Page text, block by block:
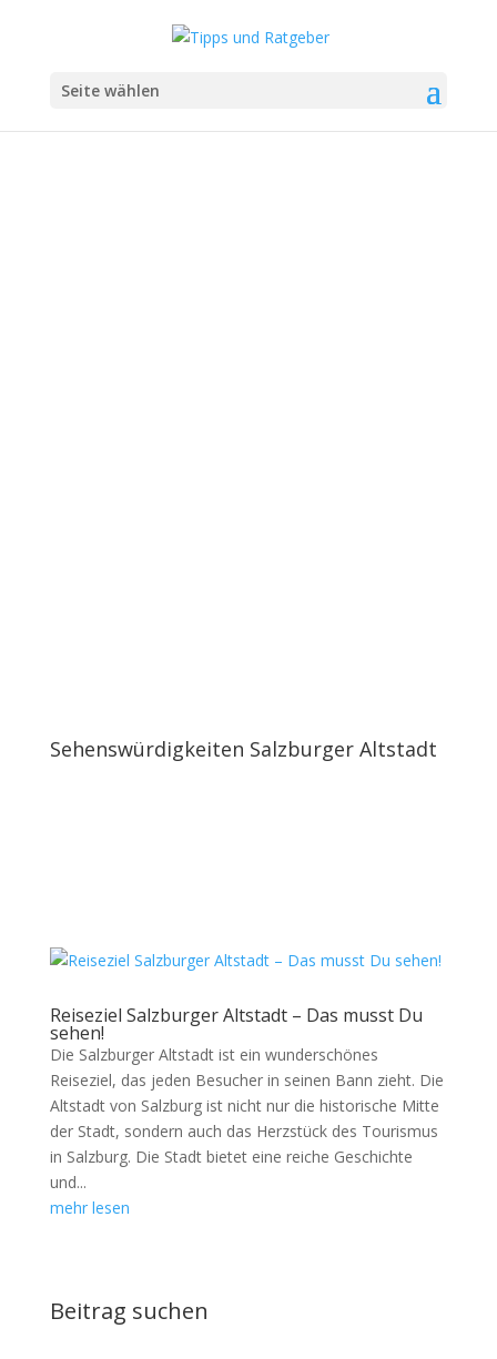
Seite wählen
Sehenswürdigkeiten Salzburger Altstadt
Reiseziel Salzburger Altstadt – Das musst Du
sehen!
Die Salzburger Altstadt ist ein wunderschönes
Reiseziel, das jeden Besucher in seinen Bann zieht. Die
Altstadt von Salzburg ist nicht nur die historische Mitte
der Stadt, sondern auch das Herzstück des Tourismus
in Salzburg. Die Stadt bietet eine reiche Geschichte
und...
mehr lesen
Beitrag suchen